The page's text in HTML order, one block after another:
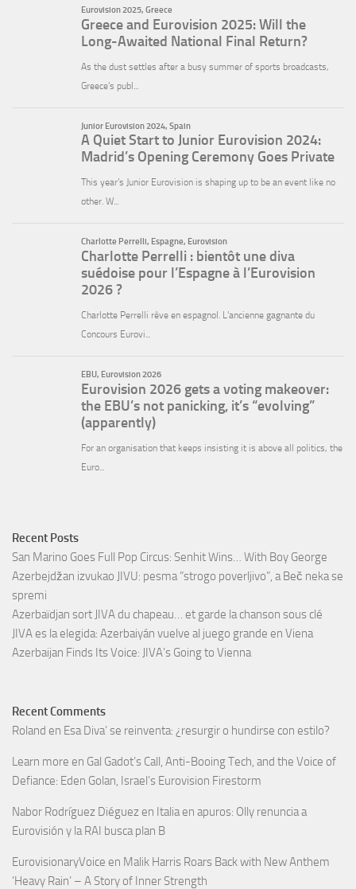
Recent Posts
San Marino Goes Full Pop Circus: Senhit Wins… With Boy George
Azerbejdžan izvukao JIVU: pesma “strogo poverljivo”, a Beč neka se
spremi
Azerbaïdjan sort JIVA du chapeau… et garde la chanson sous clé
JIVA es la elegida: Azerbaiyán vuelve al juego grande en Viena
Azerbaijan Finds Its Voice: JIVA’s Going to Vienna
Recent Comments
Roland en Esa Diva’ se reinventa: ¿resurgir o hundirse con estilo?
Learn more en Gal Gadot’s Call, Anti-Booing Tech, and the Voice of
Defiance: Eden Golan, Israel’s Eurovision Firestorm
Nabor Rodríguez Diéguez en Italia en apuros: Olly renuncia a
Eurovisión y la RAI busca plan B
EurovisionaryVoice en Malik Harris Roars Back with New Anthem
‘Heavy Rain’ – A Story of Inner Strength